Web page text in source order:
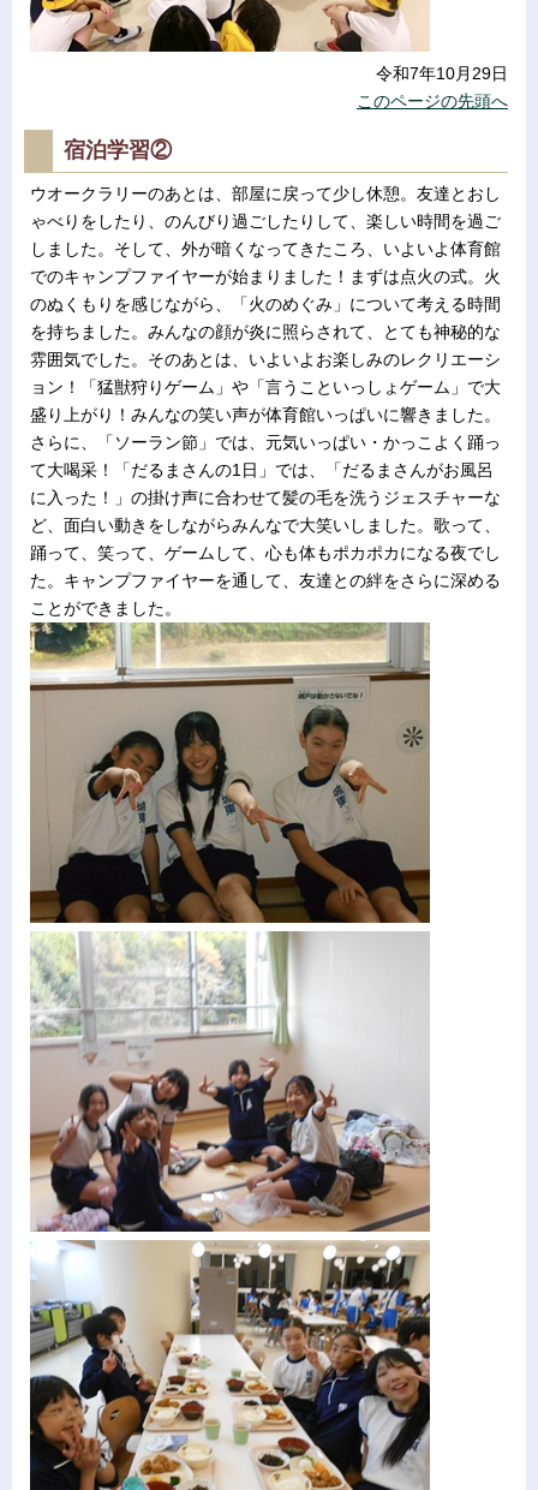
令和7年10月29日
このページの先頭へ
宿泊学習②
ウオークラリーのあとは、部屋に戻って少し休憩。友達とおし
ゃべりをしたり、のんびり過ごしたりして、楽しい時間を過ご
しました。そして、外が暗くなってきたころ、いよいよ体育館
でのキャンプファイヤーが始まりました！まずは点火の式。火
のぬくもりを感じながら、「火のめぐみ」について考える時間
を持ちました。みんなの顔が炎に照らされて、とても神秘的な
雰囲気でした。そのあとは、いよいよお楽しみのレクリエーシ
ョン！「猛獣狩りゲーム」や「言うこといっしょゲーム」で大
盛り上がり！みんなの笑い声が体育館いっぱいに響きました。
さらに、「ソーラン節」では、元気いっぱい・かっこよく踊っ
て大喝采！「だるまさんの1日」では、「だるまさんがお風呂
に入った！」の掛け声に合わせて髪の毛を洗うジェスチャーな
ど、面白い動きをしながらみんなで大笑いしました。歌って、
踊って、笑って、ゲームして、心も体もポカポカになる夜でし
た。キャンプファイヤーを通して、友達との絆をさらに深める
ことができました。